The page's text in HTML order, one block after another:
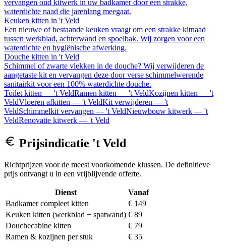
vervangen oud kitwerk in uw badkamer door een strakke,
waterdichte naad die jarenlang meegaat.
Keuken kitten in 't Veld
Een nieuwe of bestaande keuken vraagt om een strakke kitnaad
tussen werkblad, achterwand en spoelbak. Wij zorgen voor een
waterdichte en hygiënische afwerking.
Douche kitten in 't Veld
Schimmel of zwarte vlekken in de douche? Wij verwijderen de
aangetaste kit en vervangen deze door verse schimmelwerende
sanitairkit voor een 100% waterdichte douche.
Toilet kitten — 't VeldRamen kitten — 't VeldKozijnen kitten — 't
VeldVloeren afkitten — 't VeldKit verwijderen — 't
VeldSchimmelkit vervangen — 't VeldNieuwbouw kitwerk — 't
VeldRenovatie kitwerk — 't Veld
Prijsindicatie 't Veld
Richtprijzen voor de meest voorkomende klussen. De definitieve
prijs ontvangt u in een vrijblijvende offerte.
Dienst
Vanaf
Badkamer compleet kitten
€ 149
Keuken kitten (werkblad + spatwand) € 89
Douchecabine kitten
€ 79
Ramen & kozijnen per stuk
€ 35